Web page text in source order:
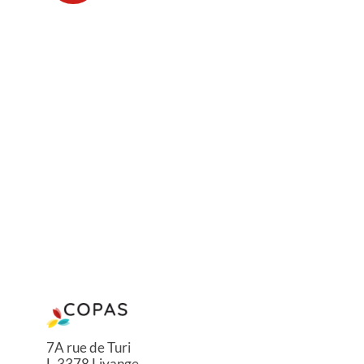
7A rue de Turi